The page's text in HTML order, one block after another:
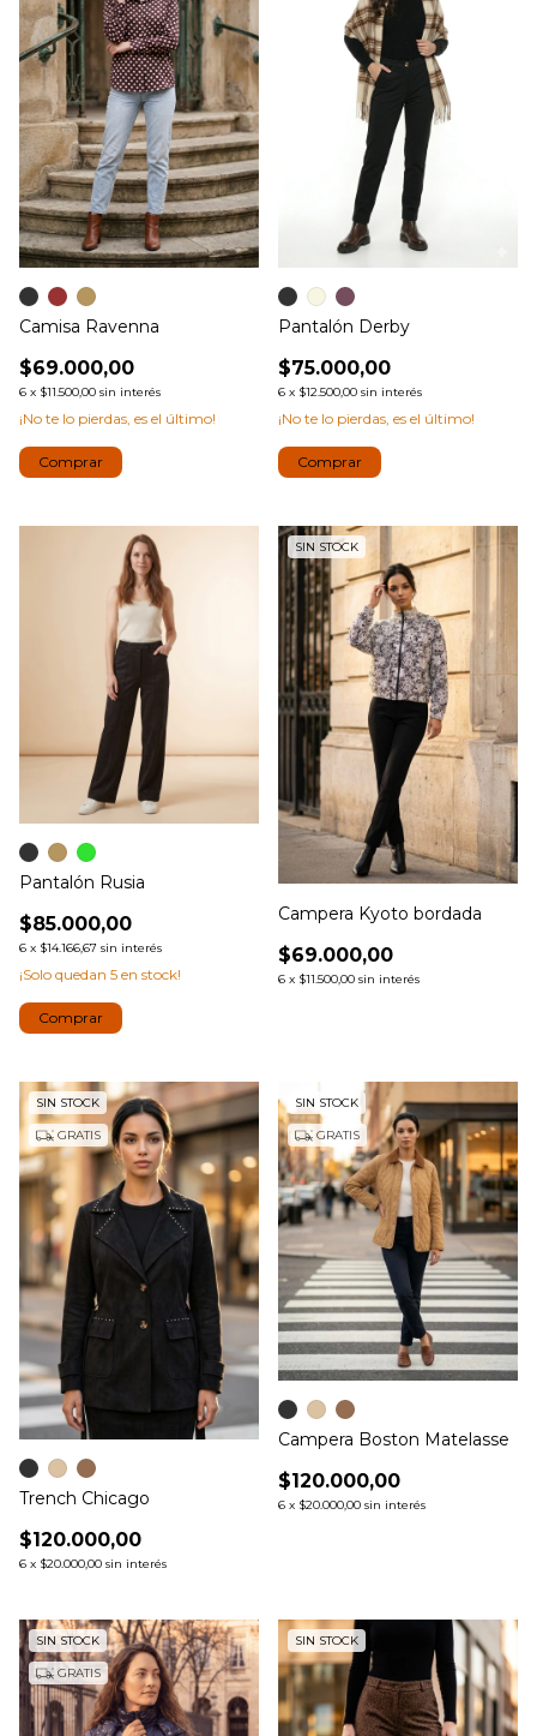
Camisa Ravenna
$69.000,00
6 x $11.500,00 sin interés
¡No te lo pierdas, es el último!
Comprar
Pantalón Derby
$75.000,00
6 x $12.500,00 sin interés
¡No te lo pierdas, es el último!
Comprar
Pantalón Rusia
$85.000,00
6 x $14.166,67 sin interés
¡Solo quedan 5 en stock!
Comprar
SIN STOCK
Campera Kyoto bordada
$69.000,00
6 x $11.500,00 sin interés
SIN STOCK
GRATIS
Trench Chicago
$120.000,00
6 x $20.000,00 sin interés
SIN STOCK
GRATIS
Campera Boston Matelasse
$120.000,00
6 x $20.000,00 sin interés
SIN STOCK
GRATIS
SIN STOCK